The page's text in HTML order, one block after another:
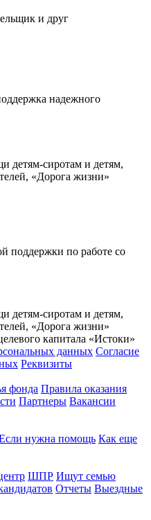
и друг
надежного
детям-сиротам и детям,
«Дорога жизни»
поддержки по работе со
детям-сиротам и детям,
«Дорога жизни»
капитала «Истоки»
данных Согласие
Реквизиты
фонда Правила оказания
Партнеры Вакансии
нужна помощь Как еще
ШПР Ищут семью
Отчеты Выездные